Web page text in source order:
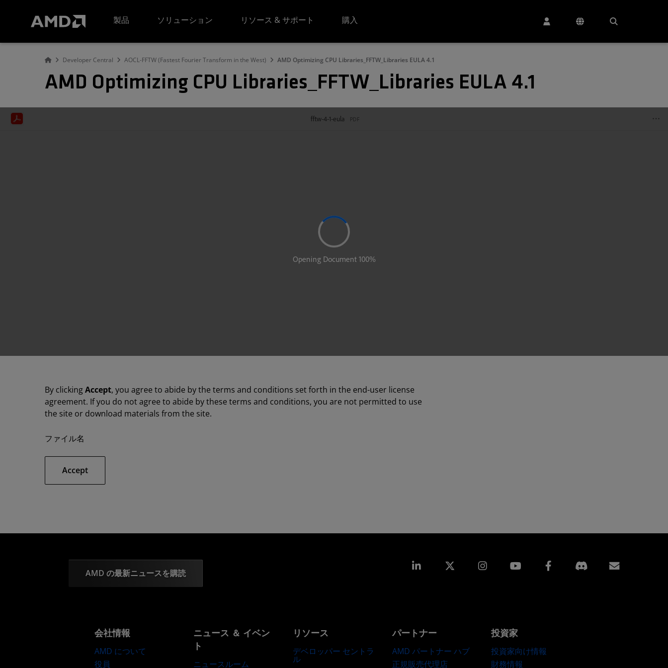
製品
ソリューション リソース & サポート 購入
Developer Central AOCL-FFTW (Fastest Fourier Transform in the West) AMD Optimizing CPU Libraries_FFTW_Libraries EULA 4.1
AMD Optimizing CPU Libraries_FFTW_Libraries EULA 4.1
By clickingAccept, you agree to abide by the terms and conditions set forth in the end-user license
agreement. If you do not agree to abide by these terms and conditions, you are not permitted to use
the site or download materials from the site.
ファイル名
Accept
AMD の最新ニュースを購読
Linkedin Instagram Facebook
会社情報
AMD について
役員
ニュース ＆ イベン
ト
ニュースルーム
リソース
デベロッパー セントラ
ル
パートナー
AMD パートナー ハブ
正規販売代理店
投資家
投資家向け情報
財務情報